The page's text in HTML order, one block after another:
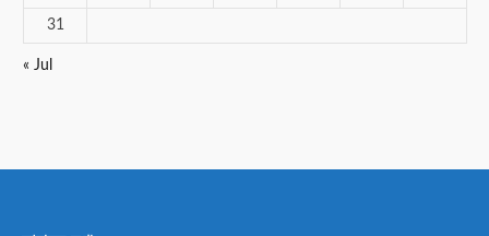
31
« Jul